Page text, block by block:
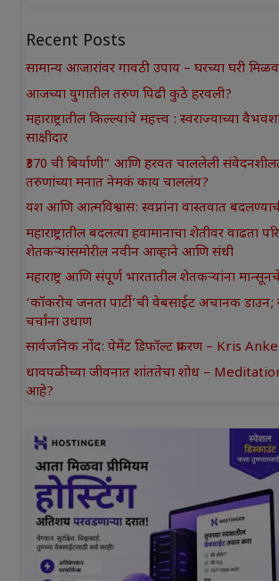
Recent Posts
सामान्य आजारांवर गावठी उपाय – घरच्या घरी
आजच्या युगातील तरुण पिढी कुठे हरवली?
महाराष्ट्रातील किल्ल्यांचे महत्त्व : स्वराज्याच्या
साक्षीदार
₹370 ची बिर्याणी” आणि हरवत चाललेली
तरुणांच्या मनात नेमकं काय चाललंय?
यश आणि आत्मविश्वास: स्वप्नांना वास्तवात
महाराष्ट्रातील बदलत्या हवामानाचा शेतीवर वाढता
शेतकऱ्यांसमोरील नवीन आव्हाने आणि संधी
महाराष्ट्र आणि संपूर्ण भारतातील शेतकऱ्यांना
‘कॉकरोच जनता पार्टी’ची वेबसाईट अचानक डाउन;
चर्चांना उधाण
सार्वजनिक नोंद: पेमेंट डिफॉल्ट प्रकरण – Kris
धावपळीच्या जीवनात शांततेचा शोध –
आहे?